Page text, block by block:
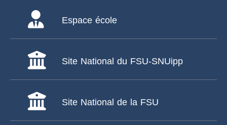
Espace école
Site National du FSU-SNUipp
Site National de la FSU